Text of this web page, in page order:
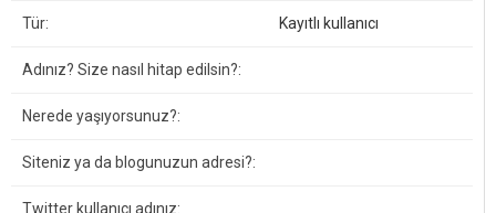
Tür: Kayıtlı kullanıcı
Adınız? Size nasıl hitap edilsin?:
Nerede yaşıyorsunuz?:
Siteniz ya da blogunuzun adresi?:
Twitter kullanıcı adınız: